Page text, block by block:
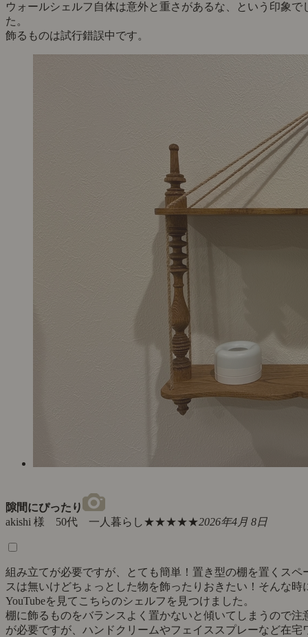
ウォールシェルフ自体は意外と重さがあるな、という印象で
た。
飾るものは試行錯誤中です。
隙間にぴったり
akishi 様 50代 一人暮らし★★★★★2026年4月 8日
組み立てが必要ですが、とても簡単！置き型の棚を置くスペ
スは無いけどちょっとした物を飾ったりおきたい！そんな時
YouTubeを見てこちらのシェルフを見つけました。
棚に飾るものをバランスよく置かないと傾いてしまうので注
が必要ですが、ハンドクリームやフェイススプレーなど在宅